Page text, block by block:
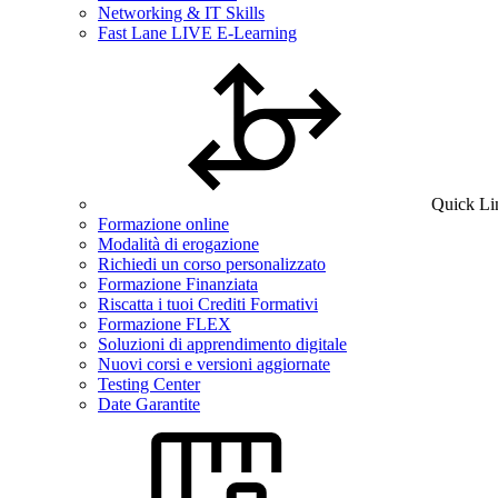
Networking & IT Skills
Fast Lane LIVE E-Learning
Quick
Formazione online
Modalità di erogazione
Richiedi un corso personalizzato
Formazione Finanziata
Riscatta i tuoi Crediti Formativi
Formazione FLEX
Soluzioni di apprendimento digitale
Nuovi corsi e versioni aggiornate
Testing Center
Date Garantite